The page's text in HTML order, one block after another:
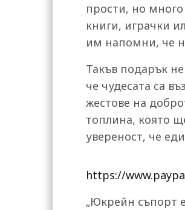
прости, но
книги, играчки
им напомни, че
Такъв подарък
че чудесата са
жестове на
топлина, която
увереност, че
https://
„Юкрейн съпорт